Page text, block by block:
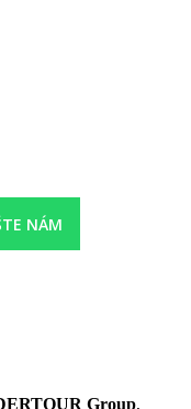
NÁM
Group,